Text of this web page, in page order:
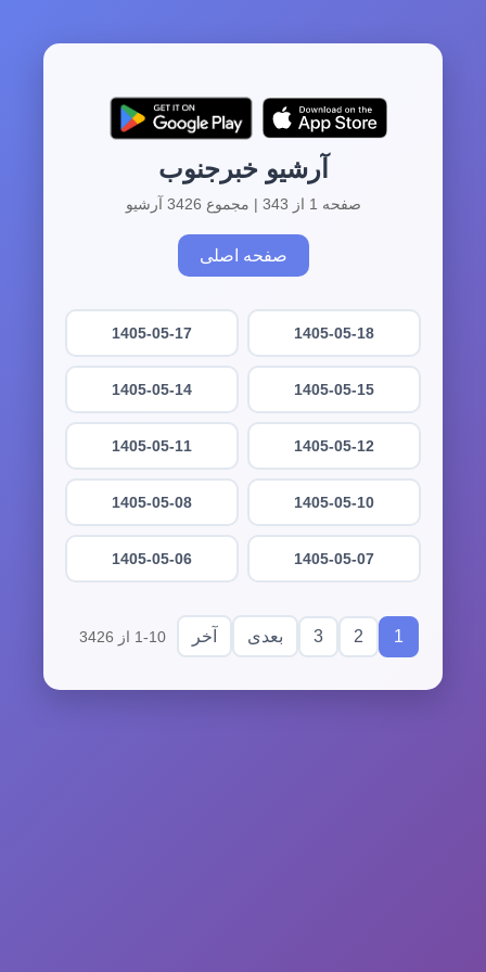
آرشیو خبرجنوب
صفحه 1 از 343 | مجموع 3426 آرشیو
صفحه اصلی
1405-05-18
1405-05-17
1405-05-15
1405-05-14
1405-05-12
1405-05-11
1405-05-10
1405-05-08
1405-05-07
1405-05-06
1
2
3 بعدی آخر 1-10 از 3426